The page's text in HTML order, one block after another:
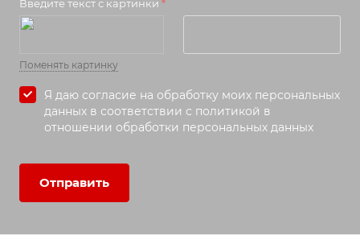
Введите текст с картинки *
Поменять картинку
Я даю согласие на обработку моих персональных
данных в соответствии с политикой в
отношении обработки персональных данных
Отправить